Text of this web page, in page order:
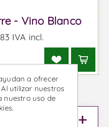
- Vino Blanco
IVA incl.
a ofrecer
utilizar nuestros
nuestro uso de